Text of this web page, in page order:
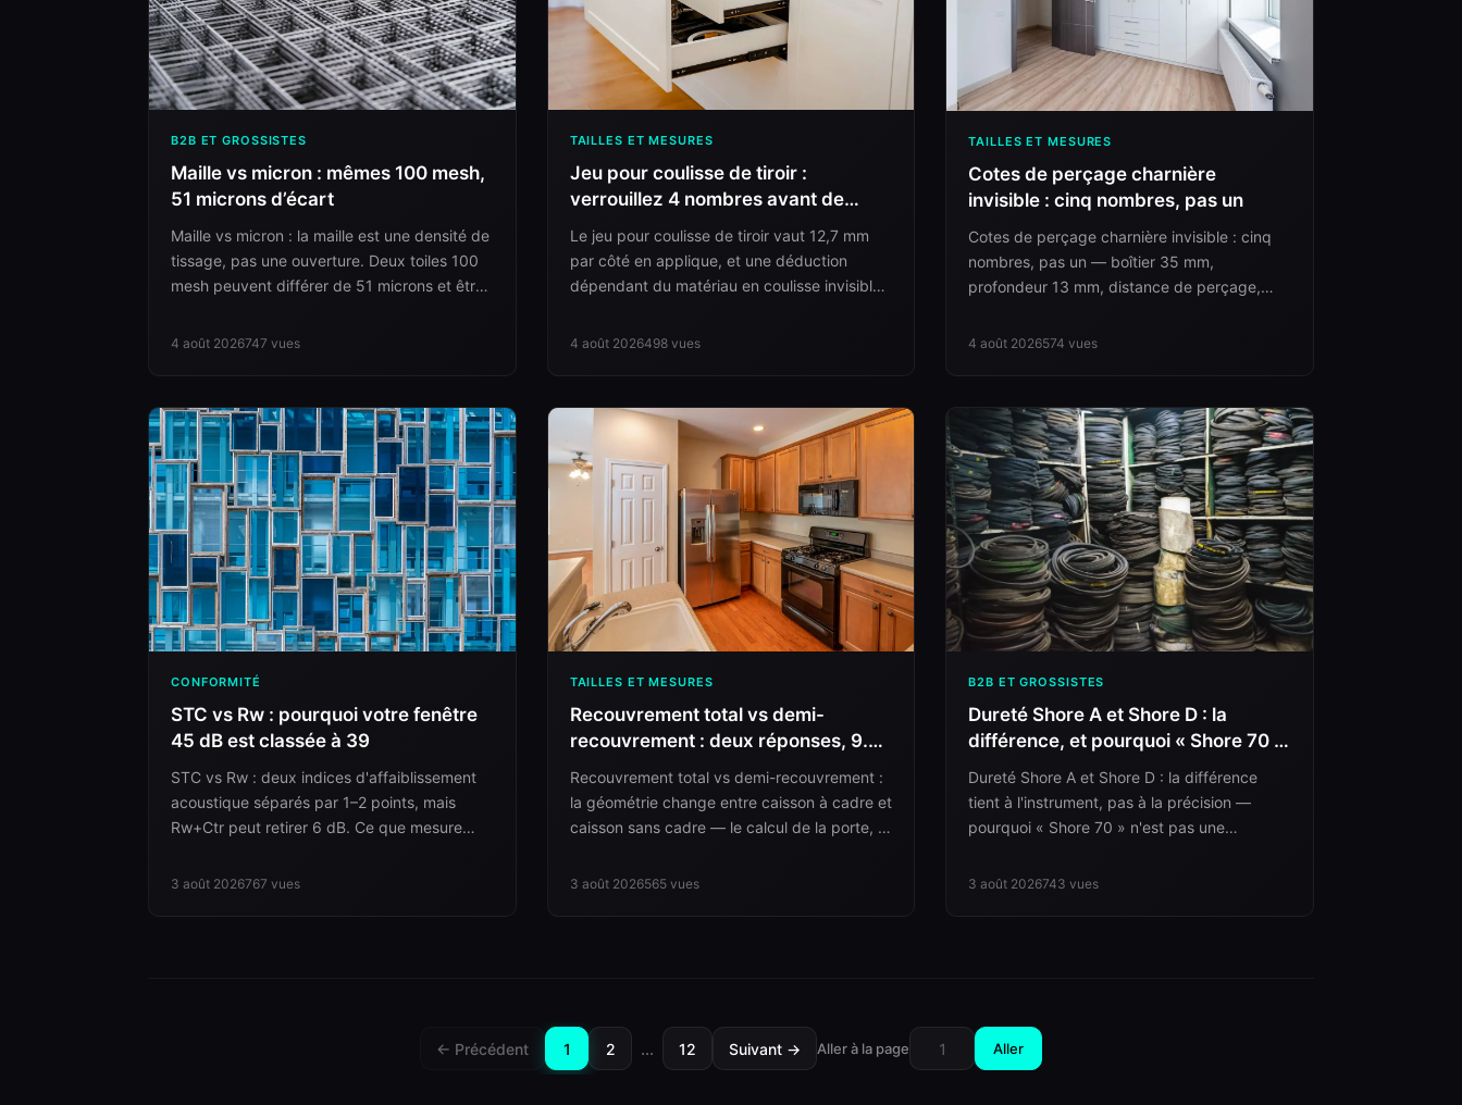
B2B ET GROSSISTES
Maille vs micron : mêmes 100 mesh,
51 microns d’écart
Maille vs micron : la maille est une densité de
tissage, pas une ouverture. Deux toiles 100
mesh peuvent différer de 51 microns et être
4 août 2026747 vues
TAILLES ET MESURES
Jeu pour coulisse de tiroir :
verrouillez 4 nombres avant de
couper
Le jeu pour coulisse de tiroir vaut 12,7 mm
par côté en applique, et une déduction
dépendant du matériau en coulisse invisible.
nombres.
4 août 2026498 vues
TAILLES ET MESURES
Cotes de perçage charnière
invisible : cinq nombres, pas un
Cotes de perçage charnière invisible : cinq
nombres, pas un — boîtier 35 mm,
profondeur 13 mm, distance de perçage,
boîtier sur la hauteur de porte.
4 août 2026574 vues
CONFORMITÉ
STC vs Rw : pourquoi votre fenêtre
45 dB est classée à 39
STC vs Rw : deux indices d'affaiblissement
acoustique séparés par 1–2 points, mais
Rw+Ctr peut retirer 6 dB. Ce que mesure
et comment rédiger la ligne acoustique.
3 août 2026767 vues
TAILLES ET MESURES
Recouvrement total vs demi-
recouvrement : deux réponses, 9.5
mm d'écart
Recouvrement total vs demi-recouvrement :
la géométrie change entre caisson à cadre et
caisson sans cadre — le calcul de la porte, le
couper.
3 août 2026565 vues
B2B ET GROSSISTES
Dureté Shore A et Shore D : la
différence, et pourquoi « Shore 70 »
n'est pas une spécification
Dureté Shore A et Shore D : la différence
tient à l'instrument, pas à la précision —
pourquoi « Shore 70 » n'est pas une
n'existe et comment rédiger une cote de
3 août 2026743 vues
← Précédent 1 2 … 12 Suivant → Aller à la page Aller